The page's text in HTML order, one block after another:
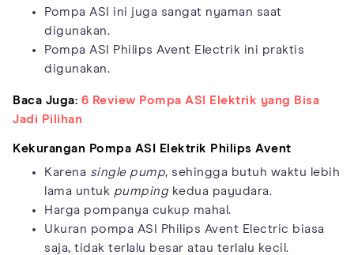
Pompa ASI ini juga sangat nyaman saat
digunakan.
Pompa ASI Philips Avent Electrik ini praktis
digunakan.
Baca Juga: 6 Review Pompa ASI Elektrik yang Bisa
Jadi Pilihan
Kekurangan Pompa ASI Elektrik Philips Avent
Karena single pump, sehingga butuh waktu lebih
lama untuk pumpingkedua payudara.
Harga pompanya cukup mahal.
Ukuran pompa ASI Philips Avent Electric biasa
saja, tidak terlalu besar atau terlalu kecil.